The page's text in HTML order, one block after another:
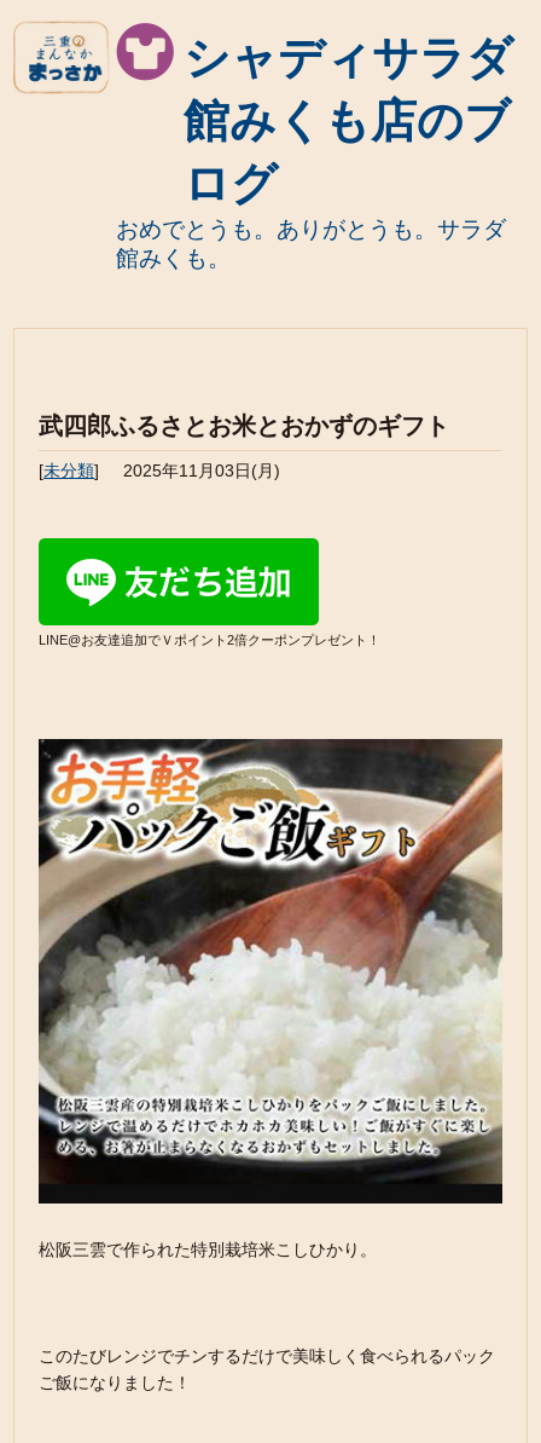
シャディサラダ
館みくも店のブ
ログ
おめでとうも。ありがとうも。サラダ
館みくも。
武四郎ふるさとお米とおかずのギフト
[未分類] 2025年11月03日(月)
LINE@お友達追加でＶポイント2倍クーポンプレゼント！
松阪三雲で作られた特別栽培米こしひかり。
このたびレンジでチンするだけで美味しく食べられるパック
ご飯になりました！